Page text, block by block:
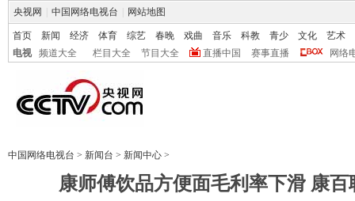
央视网 中国网络电视台 网站地图
首页 新闻 经济 体育 综艺 春晚 戏曲 音乐 科教 青少 文化
艺术
电视
频道大全 栏目大全 节目大全 直播中国 赛事直播 网络
中国网络电视台 > 新闻台 > 新闻中心 >
康师傅饮品方便面毛利率下滑 康